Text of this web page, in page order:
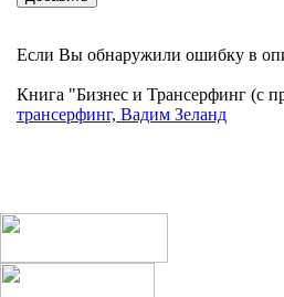
Если Вы обнаружили ошибку в
Книга "Бизнес и Трансерфинг (с
трансерфинг, Вадим Зеланд